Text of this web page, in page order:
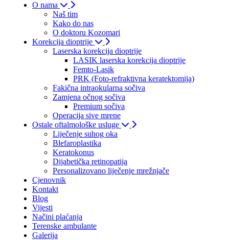
O nama
Naš tim
Kako do nas
O doktoru Kozomari
Korekcija dioptrije
Laserska korekcija dioptrije
LASIK laserska korekcija dioptrije
Femto-Lasik
PRK (Foto-refraktivna keratektomija)
Fakična intraokularna sočiva
Zamjena očnog sočiva
Premium sočiva
Operacija sive mrene
Ostale oftalmološke usluge
Liječenje suhog oka
Blefaroplastika
Keratokonus
Dijabetička retinopatija
Personalizovano liječenje mrežnjače
Cjenovnik
Kontakt
Blog
Vijesti
Načini plaćanja
Terenske ambulante
Galerija